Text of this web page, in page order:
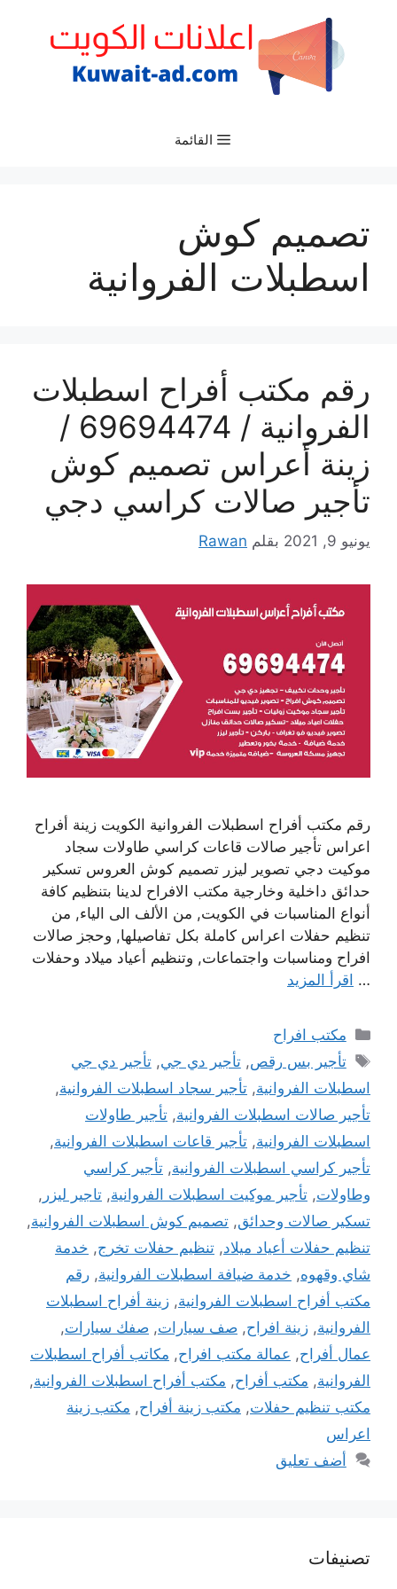
القائمة
تصميم كوش
اسطبلات الفروانية
رقم مكتب أفراح اسطبلات
الفروانية / 69694474 /
زينة أعراس تصميم كوش
تأجير صالات كراسي دجي
يونيو 9, 2021 بقلم Rawan
رقم مكتب أفراح اسطبلات الفروانية الكويت زينة أفراح
اعراس تأجير صالات قاعات كراسي طاولات سجاد
موكيت دجي تصوير ليزر تصميم كوش العروس تسكير
حدائق داخلية وخارجية مكتب الافراح لدينا بتنظيم كافة
أنواع المناسبات في الكويت, من الألف الى الياء, من
تنظيم حفلات اعراس كاملة بكل تفاصيلها, وحجز صالات
افراح ومناسبات واجتماعات, وتنظيم أعياد ميلاد وحفلات
… اقرأ المزيد
التصنيفات
مكتب افراح
الوسوم
تأجير بس رقص,تأجير دي جي,تأجير دي جي
اسطبلات الفروانية, تأجير سجاد اسطبلات الفروانية,
تأجير صالات اسطبلات الفروانية, تأجير طاولات
اسطبلات الفروانية, تأجير قاعات اسطبلات الفروانية,
تأجير كراسي اسطبلات الفروانية, تأجير كراسي
وطاولات, تأجير موكيت اسطبلات الفروانية, تاجير ليزر ,
تسكير صالات وحدائق, تصميم كوش اسطبلات الفروانية,
تنظيم حفلات أعياد ميلاد, تنظيم حفلات تخرج, خدمة
شاي وقهوه, خدمة ضيافة اسطبلات الفروانية, رقم
مكتب أفراح اسطبلات الفروانية, زينة أفراح اسطبلات
الفروانية, زينة افراح, صف سيارات, صفك سيارات,
عمال أفراح, عمالة مكتب افراح, مكاتب أفراح اسطبلات
الفروانية, مكتب أفراح, مكتب أفراح اسطبلات الفروانية,
مكتب تنظيم حفلات, مكتب زينة أفراح, مكتب زينة
اعراس
أضف تعليق
تصنيفات